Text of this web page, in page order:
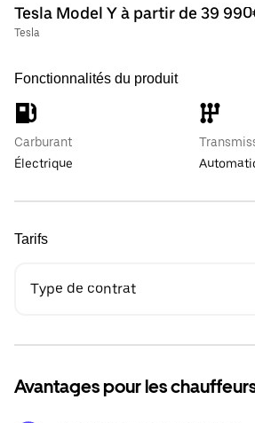
Tesla Model Y à partir de 39
Tesla
Fonctionnalités du produit
Carburant
Électrique
Tarifs
Type de contrat
Avantages pour les